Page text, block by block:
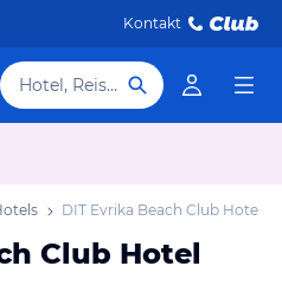
Kontakt
Hotel, Reiseziel
DIT Evrika Beach Club Hotel
Club Hotel